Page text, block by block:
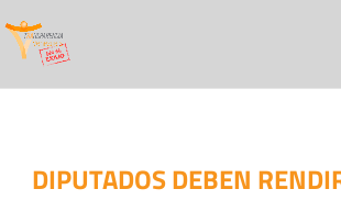
DIPUTADOS DEBEN